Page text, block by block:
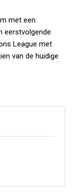
met een
eerstvolgende
League met
van de huidige